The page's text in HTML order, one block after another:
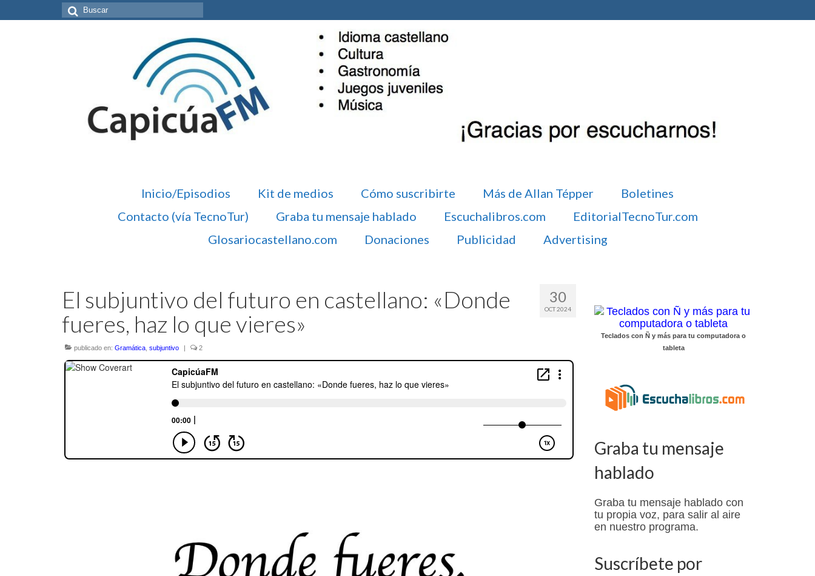
Buscar
por:
Inicio/Episodios Kit de medios Cómo suscribirte Más de Allan Tépper
Boletines
Contacto (vía TecnoTur)
Graba tu mensaje hablado Escuchalibros.com
EditorialTecnoTur.com
Glosariocastellano.com
Donaciones Publicidad Advertising
30
OCT 2024
El subjuntivo del futuro en castellano: «Donde
fueres, haz lo que vieres»
publicado en: Gramática subjuntivo | 2
Teclados con Ñ y más para tu computadora o
tableta
Graba tu mensaje
hablado
Graba tu mensaje hablado con
tu propia voz, para salir al aire
en nuestro programa.
Suscríbete por